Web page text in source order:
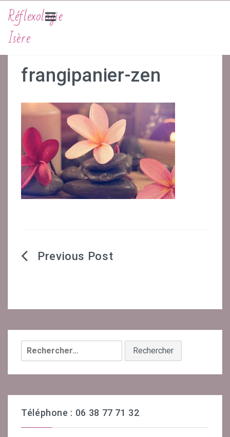
Réflexologie
Isère
Histoire De La Réflexologie
Bienfaits Et Actions
Précautions Et Contre-Indications
SOIN TÊTE/NUQUE
SÉANCES ET TARIFS
CONTACT
frangipanier-zen
Navigation
l’article
Rechercher :
Téléphone : 06 38 77 71 32